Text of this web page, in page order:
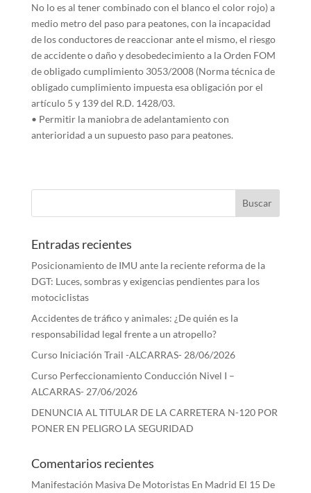
No lo es al tener combinado con el blanco el color rojo) a
medio metro del paso para peatones, con la incapacidad
de los conductores de reaccionar ante el mismo, el riesgo
de accidente o daño y desobedecimiento a la Orden FOM
de obligado cumplimiento 3053/2008 (Norma técnica de
obligado cumplimiento impuesta esa obligación por el
artículo 5 y 139 del R.D. 1428/03.
• Permitir la maniobra de adelantamiento con
anterioridad a un supuesto paso para peatones.
Entradas recientes
Posicionamiento de IMU ante la reciente reforma de la
DGT: Luces, sombras y exigencias pendientes para los
motociclistas
Accidentes de tráfico y animales: ¿De quién es la
responsabilidad legal frente a un atropello?
Curso Iniciación Trail -ALCARRAS- 28/06/2026
Curso Perfeccionamiento Conducción Nivel I –
ALCARRAS- 27/06/2026
DENUNCIA AL TITULAR DE LA CARRETERA N-120 POR
PONER EN PELIGRO LA SEGURIDAD
Comentarios recientes
Manifestación Masiva De Motoristas En Madrid El 15 De